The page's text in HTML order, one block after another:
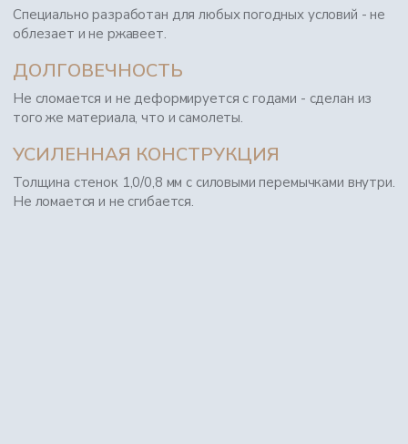
Специально разработан для любых погодных условий - не
облезает и не ржавеет.
ДОЛГОВЕЧНОСТЬ
Не сломается и не деформируется с годами - сделан из
того же материала, что и самолеты.
УСИЛЕННАЯ КОНСТРУКЦИЯ
Толщина стенок 1,0/0,8 мм с силовыми перемычками внутри.
Не ломается и не сгибается.